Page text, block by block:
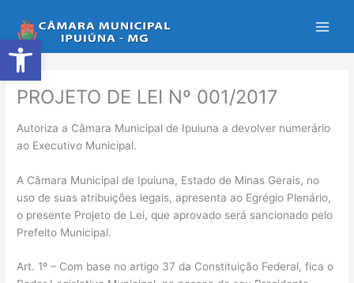
Abrir a barra de ferramentas
para
o
conteúdo
PROJETO DE LEI Nº 001/2017
Autoriza a Câmara Municipal de Ipuiuna a devolver numerário
ao Executivo Municipal.
A Câmara Municipal de Ipuiuna, Estado de Minas Gerais, no
uso de suas atribuições legais, apresenta ao Egrégio Plenário,
o presente Projeto de Lei, que aprovado será sancionado pelo
Prefeito Municipal.
Art. 1º – Com base no artigo 37 da Constituição Federal, fica o